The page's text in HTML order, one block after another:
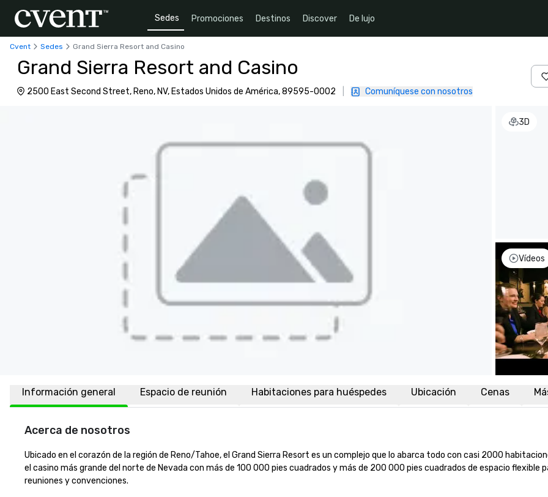
Sedes Promociones Destinos Discover De lujo
Cvent Sedes Grand Sierra Resort and Casino
Grand Sierra Resort and Casino
2500 East Second Street, Reno, NV, Estados Unidos de América, 89595-0002 Comuníquese con nosotros
3D
Vídeos
Información general Espacio de reunión Habitaciones para huéspedes Ubicación Cenas
Acerca de nosotros
Ubicado en el corazón de la región de Reno/Tahoe, el Grand Sierra Resort es un complejo que lo abarca todo con casi 2000
el casino más grande del norte de Nevada con más de 100 000 pies cuadrados y más de 200 000 pies cuadrados de espacio flexible
reuniones y convenciones.